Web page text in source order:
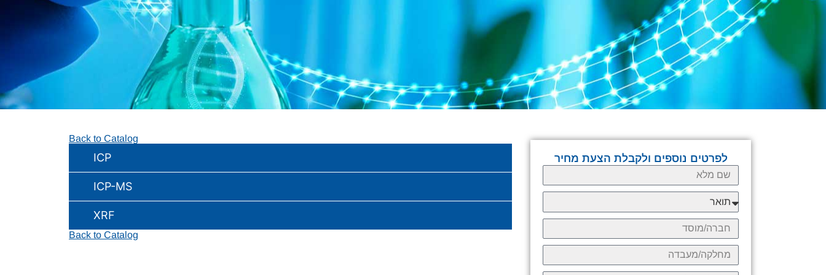
לפרטים נוספים ולקבלת הצעת מחיר
Back to Catalog
ICP
ICP-MS
XRF
Back to Catalog